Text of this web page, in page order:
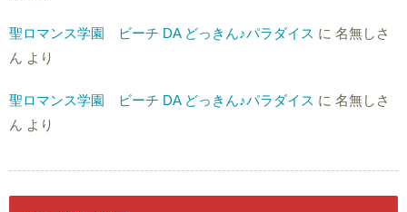
聖ロマンス学園 ビーチ DA どっきん♪パラダイス に 名無しさ
ん より
聖ロマンス学園 ビーチ DA どっきん♪パラダイス に 名無しさ
ん より